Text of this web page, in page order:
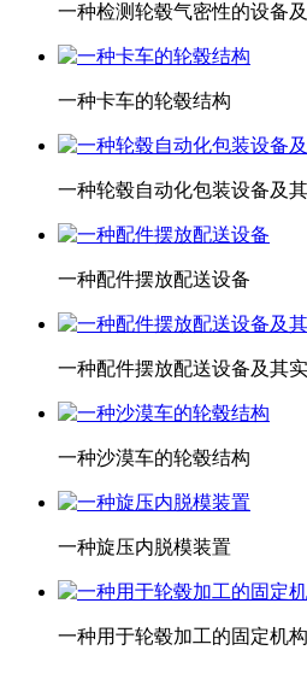
一种检测轮毂气密性的设备
一种卡车的轮毂结构
一种轮毂自动化包装设备及
一种配件摆放配送设备
一种配件摆放配送设备及其
一种沙漠车的轮毂结构
一种旋压内脱模装置
一种用于轮毂加工的固定机构